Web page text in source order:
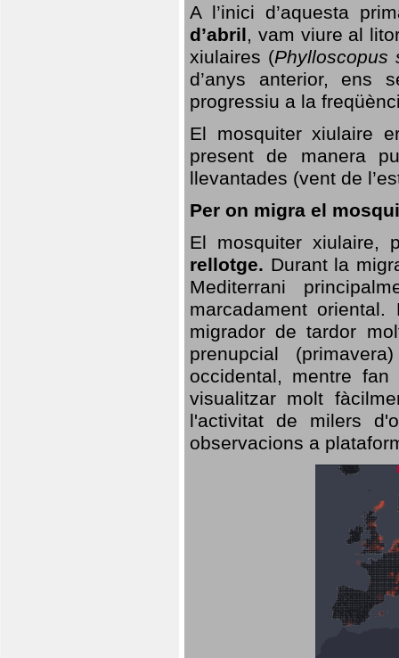
A l’inici d’aquesta
d’abril, vam viure al
xiulaires (Phylloscopus
d’anys anterior, ens
progressiu a la
El mosquiter xiulaire
present de manera
llevantades (vent de
Per on migra el
El mosquiter xiulaire,
rellotge. Durant la
Mediterrani
marcadament
migrador de tardor
prenupcial
occidental, mentre
visualitzar molt
l'activitat de milers
observacions a